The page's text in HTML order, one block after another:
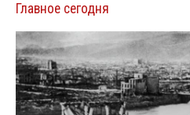
Главное сегодня